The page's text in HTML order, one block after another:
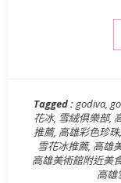
Tagged :godiva,
花冰, 雪絨俱樂部,
推薦, 高雄彩色珍珠,
雪花冰推薦, 高雄
高雄美術館附近美
高雄